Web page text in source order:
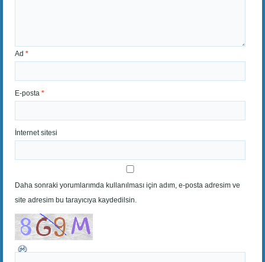
Ad*
E-posta*
İnternet sitesi
Daha sonraki yorumlarımda kullanılması için adım, e-posta adresim ve
site adresim bu tarayıcıya kaydedilsin.